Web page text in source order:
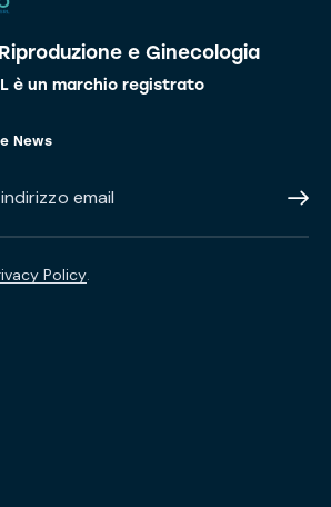
e Ginecologia
è un marchio registrato
News
Policy